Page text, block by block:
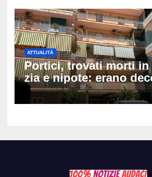
ATTUALITÀ
Portici, trovati morti in
zia e nipote: erano
da giorni, il caldo tra le
ipotesi al vaglio